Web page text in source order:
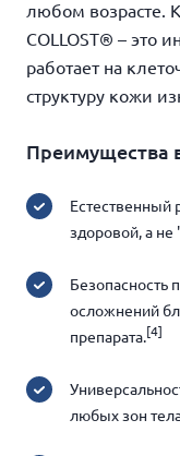
любом возрасте.
COLLOST® – это
работает на
структуру кожи
Преимущества
Естественный
здоровой, а не
Безопасность
осложнений
препарата.[4]
любых зон